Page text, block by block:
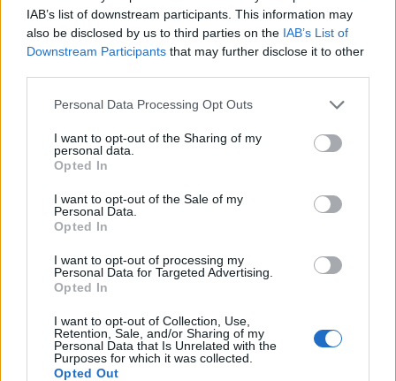
IAB’s list of downstream participants. This information may
also be disclosed by us to third parties on the IAB’s List of
Downstream Participants that may further disclose it to other
Personal Data Processing Opt Outs
I want to opt-out of the Sharing of my
personal data.
Opted In
I want to opt-out of the Sale of my
Personal Data.
Opted In
I want to opt-out of processing my
Personal Data for Targeted Advertising.
Opted In
I want to opt-out of Collection, Use,
Retention, Sale, and/or Sharing of my
Personal Data that Is Unrelated with the
Purposes for which it was collected.
Opted Out
1 2
Τελευταία Νέα
9 πράγματα που δεν πρέπει να
27 Φεβρουαρίου 2026
Πάνω από 100 μωρά έχουν
γεννηθεί μέσω εξωσωματικής, με
27 Φεβρουαρίου 2026